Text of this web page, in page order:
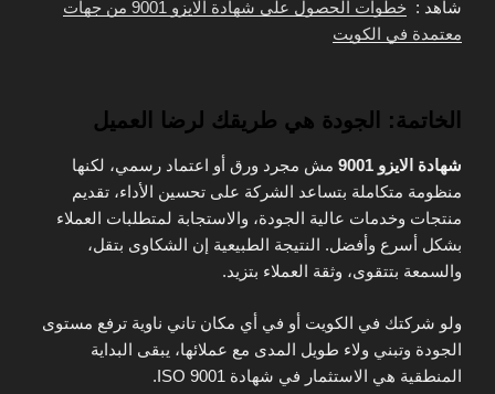
شاهد :
خطوات الحصول على شهادة الايزو 9001 من جهات
معتمدة في الكويت
الخاتمة: الجودة هي طريقك لرضا العميل
شهادة الايزو 9001
مش مجرد ورق أو اعتماد رسمي، لكنها
منظومة متكاملة بتساعد الشركة على تحسين الأداء، تقديم
منتجات وخدمات عالية الجودة، والاستجابة لمتطلبات العملاء
بشكل أسرع وأفضل. النتيجة الطبيعية إن الشكاوى بتقل،
والسمعة بتتقوى، وثقة العملاء بتزيد.
ولو شركتك في الكويت أو في أي مكان تاني ناوية ترفع مستوى
الجودة وتبني ولاء طويل المدى مع عملائها، يبقى البداية
المنطقية هي الاستثمار في شهادة ISO 9001.